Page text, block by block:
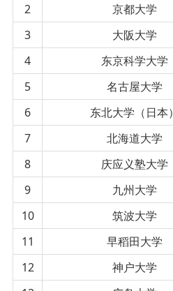
2
京都大学
3
大阪大学
4
东京科学大学
5
名古屋大学
6
东北大学（日本）
7
北海道大学
8
庆应义塾大学
9
九州大学
10
筑波大学
11
早稻田大学
12
神户大学